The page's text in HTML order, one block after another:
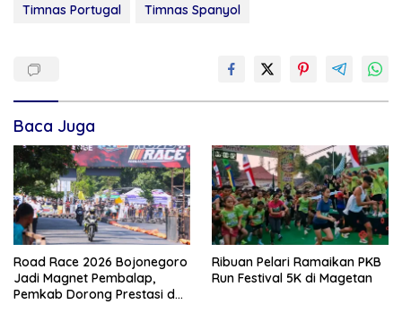
Timnas Portugal
Timnas Spanyol
Baca Juga
Road Race 2026 Bojonegoro
Jadi Magnet Pembalap,
Pemkab Dorong Prestasi dan
Ribuan Pelari Ramaikan PKB
Run Festival 5K di Magetan